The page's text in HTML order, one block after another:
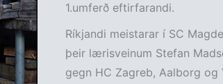
1.umferð eftirfarandi.
Ríkjandi meistarar í SC
þeir lærisveinum Stefan
gegn HC Zagreb, Aalborg